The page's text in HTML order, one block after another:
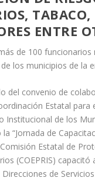
TABACO,
ENTRE
de 100 funcionarios
los municipios de la
del convenio de
Estatal para
Institucional de los
“Jornada de
Estatal de
(COEPRIS)
de